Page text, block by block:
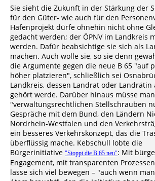
Sie sieht die Zukunft in der Stärkung der
für den Güter- wie auch für den
Hafenprojekt dürfe ohnehin nicht ohne
gedacht werden; der ÖPNV im Landkreis
werden. Dafür beabsichtige sie sich als
machen. Auch wolle sie, so sie denn
die Argumente gegen die neue B 65 "auf
höher platzieren", schließlich sei
Landkreis, dessen Landrat oder Landrätin
gehört werde. Darüber hinaus müsse
"verwaltungsrechtlichen Stellschrauben
Gespräche mit dem Bund, den Ländern
Nordrhein-Westfalen und den
ein besseres Verkehrskonzept, das die
überflüssig mache. Kebschull lobte die
Bürgerinitiative "Stoppt die B 65 neu": Mit
Engagement, mit transparenten
lasse sich viel bewegen – "auch wenn